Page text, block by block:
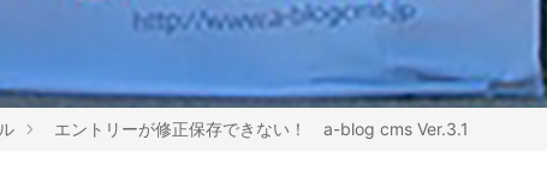
エントリーが修正保存できない！ a-blog cms Ver.3.1